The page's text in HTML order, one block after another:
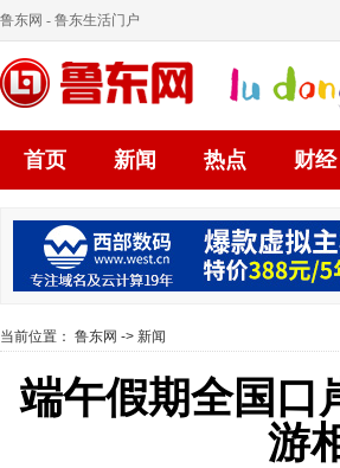
鲁东网 - 鲁东生活门户
首页 新闻 热点 财经
当前位置： 鲁东网 -> 新闻
端午假期全国口
游